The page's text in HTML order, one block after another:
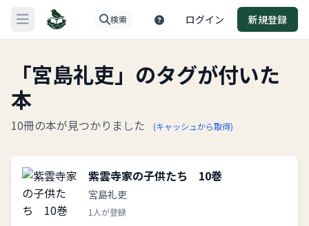
メニューを開く 検索 ログイン 新規登録
「宮島礼吏」のタグが付いた
本
10冊の本が見つかりました (キャッシュから取得)
紫雲寺家の子供たち 10巻
宮島礼吏
1人が登録